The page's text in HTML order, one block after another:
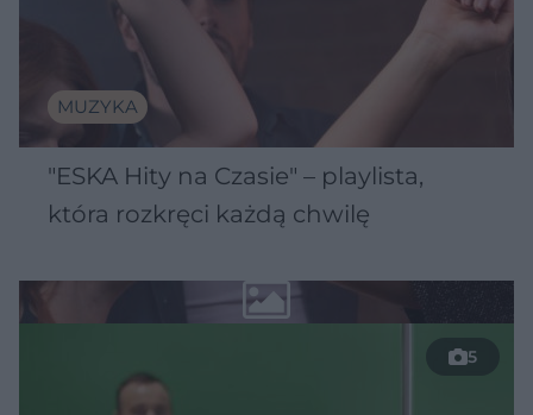
MUZYKA
"ESKA Hity na Czasie" – playlista,
która rozkręci każdą chwilę
5